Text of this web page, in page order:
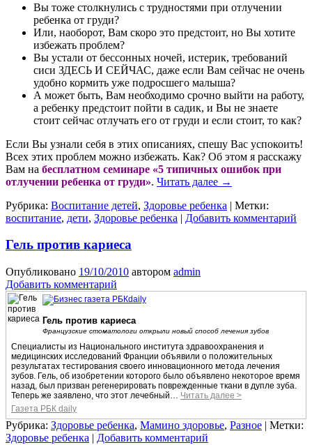
Вы тоже столкнулись с трудностями при отлучении
ребенка от груди?
Или, наоборот, Вам скоро это предстоит, но Вы хотите
избежать проблем?
Вы устали от бессонных ночей, истерик, требований
сиси ЗДЕСЬ И СЕЙЧАС, даже если Вам сейчас не очень
удобно кормить уже подросшего малыша?
А может быть, Вам необходимо срочно выйти на работу,
а ребенку предстоит пойти в садик, и Вы не знаете
стоит сейчас отлучать его от груди и если стоит, то как?
Если Вы узнали себя в этих описаниях, спешу Вас успокоить!
Всех этих проблем можно избежать. Как? Об этом я расскажу
Вам на бесплатном семинаре «5 типичных ошибок при
отлучении ребенка от груди». Читать далее →
Рубрика: Воспитание детей, Здоровье ребенка | Метки:
воспитание, дети, Здоровье ребенка | Добавить комментарий
Гель против кариеса
Опубликовано 19/10/2010 автором admin
Добавить комментарий
Гель против кариеса
Французские стоматологи открыли новый способ лечения зубов
Специалисты из Национального института здравоохранения и
медицинских исследований Франции объявили о положительных
результатах тестирования своего инновационного метода лечения
зубов. Гель, об изобретении которого было объявлено некоторое время
назад, был призван регенерировать поврежденные ткани в дупле зуба.
Теперь же заявлено, что этот лечебный… Читать далее >
Газета РБК daily
Рубрика: Здоровье ребенка, Мамино здоровье, Разное | Метки:
Здоровье ребенка | Добавить комментарий